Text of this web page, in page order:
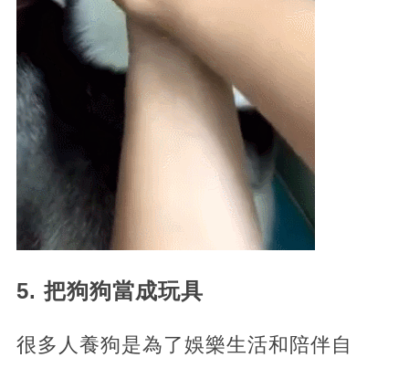
5. 把狗狗當成玩具
很多人養狗是為了娛樂生活和陪伴自